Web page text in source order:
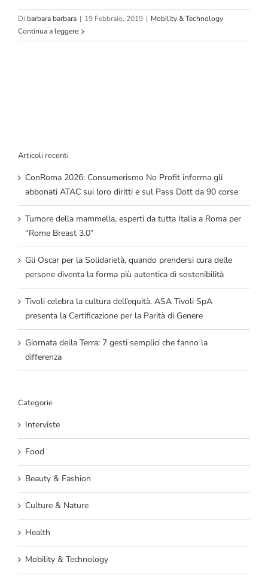
Di barbara barbara | 19 Febbraio, 2019 | Mobility & Technology
Continua a leggere
Articoli recenti
ConRoma 2026: Consumerismo No Profit informa gli
abbonati ATAC sui loro diritti e sul Pass Dott da 90 corse
Tumore della mammella, esperti da tutta Italia a Roma per
“Rome Breast 3.0”
Gli Oscar per la Solidarietà, quando prendersi cura delle
persone diventa la forma più autentica di sostenibilità
Tivoli celebra la cultura dell’equità. ASA Tivoli SpA
presenta la Certificazione per la Parità di Genere
Giornata della Terra: 7 gesti semplici che fanno la
differenza
Categorie
Interviste
Food
Beauty & Fashion
Culture & Nature
Health
Mobility & Technology